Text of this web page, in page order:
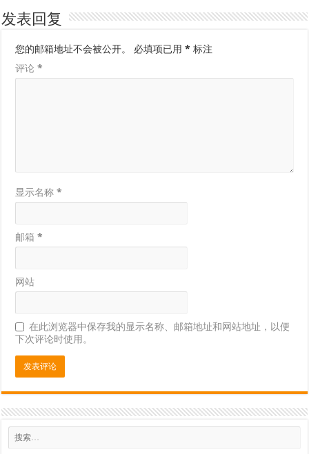
发表回复
您的邮箱地址不会被公开。 必填项已用* 标注
评论*
显示名称*
邮箱*
网站
在此浏览器中保存我的显示名称、邮箱地址和网站地址，以便
下次评论时使用。